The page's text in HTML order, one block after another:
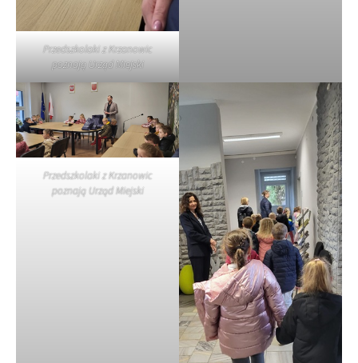
Przedszkolaki z Krzanowic
poznają Urząd Miejski
Przedszkolaki z Krzanowic
poznają Urząd Miejski